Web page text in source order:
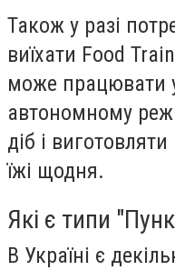
Також у разі
виїхати Food
може працювати
автономному
діб і
їжі щодня.
Які є типи
В Україні є